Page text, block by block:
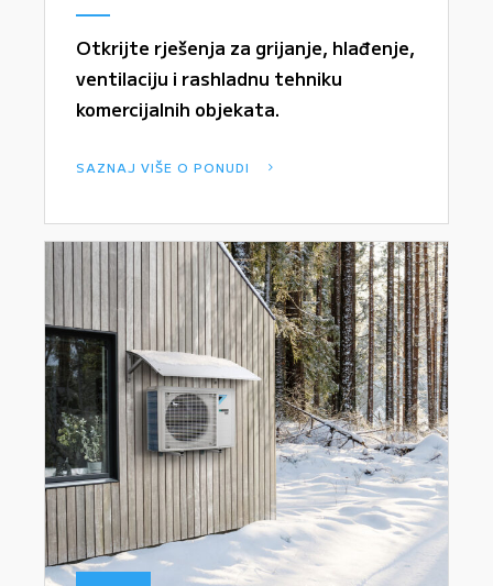
Otkrijte rješenja za grijanje, hlađenje,
ventilaciju i rashladnu tehniku
komercijalnih objekata.
SAZNAJ VIŠE O PONUDI